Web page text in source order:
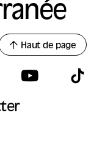
Haut de page